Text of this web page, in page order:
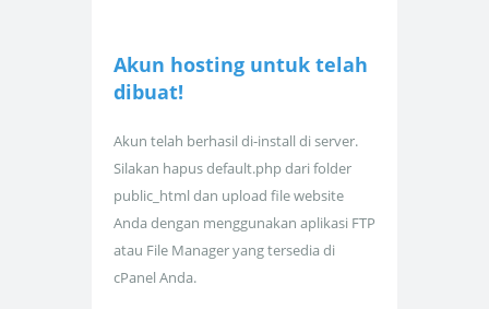
Akun hosting untuk telah
dibuat!
Akun telah berhasil di-install di server.
Silakan hapus default.php dari folder
public_html dan upload file website
Anda dengan menggunakan aplikasi FTP
atau File Manager yang tersedia di
cPanel Anda.